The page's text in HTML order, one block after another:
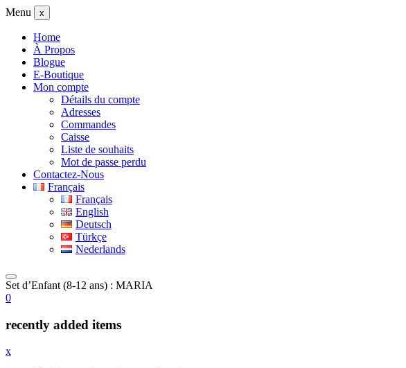
Menu x
Home
À Propos
Blogue
E-Boutique
Mon compte
Détails du compte
Adresses
Commandes
Caisse
Liste de souhaits
Mot de passe perdu
Contactez-Nous
Français
Français
English
Deutsch
Türkçe
Nederlands
Set d’Enfant (8-12 ans) : MARIA
0
recently added items
x